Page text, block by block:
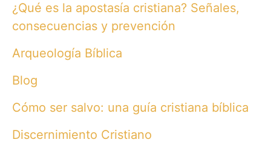
¿Qué es la apostasía cristiana? Señales,
consecuencias y prevención
Arqueología Bíblica
Blog
Cómo ser salvo: una guía cristiana bíblica
Discernimiento Cristiano